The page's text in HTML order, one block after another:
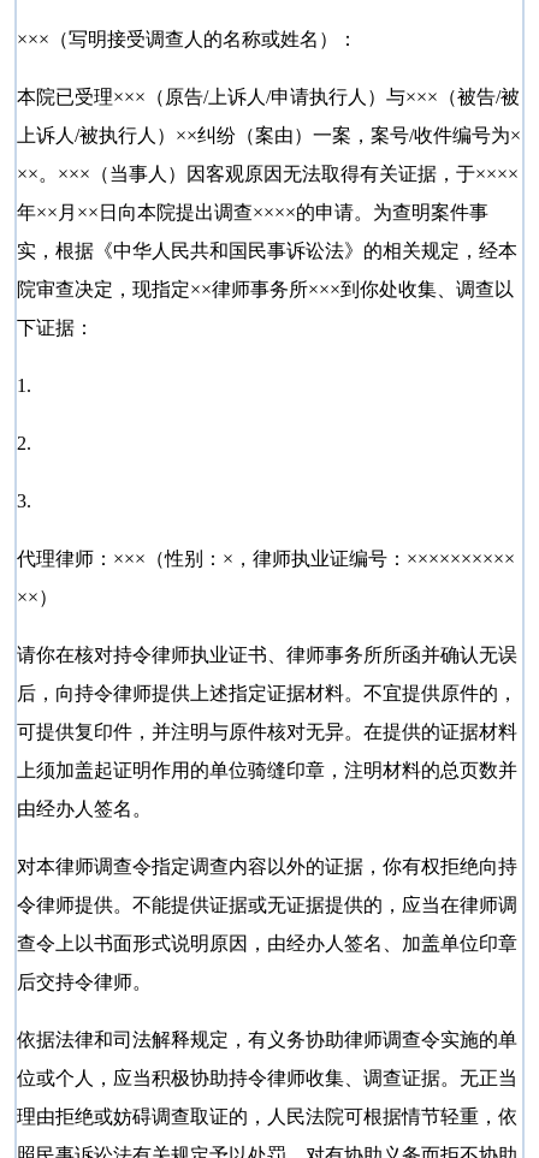
×××（写明接受调查人的名称或姓名）：
本院已受理×××（原告/上诉人/申请执行人）与×××（被告/被
上诉人/被执行人）××纠纷（案由）一案，案号/收件编号为×
××。×××（当事人）因客观原因无法取得有关证据，于××××
年××月××日向本院提出调查××××的申请。为查明案件事
实，根据《中华人民共和国民事诉讼法》的相关规定，经本
院审查决定，现指定××律师事务所×××到你处收集、调查以
下证据：
1.
2.
3.
代理律师：×××（性别：×，律师执业证编号：××××××××××
××）
请你在核对持令律师执业证书、律师事务所所函并确认无误
后，向持令律师提供上述指定证据材料。不宜提供原件的，
可提供复印件，并注明与原件核对无异。在提供的证据材料
上须加盖起证明作用的单位骑缝印章，注明材料的总页数并
由经办人签名。
对本律师调查令指定调查内容以外的证据，你有权拒绝向持
令律师提供。不能提供证据或无证据提供的，应当在律师调
查令上以书面形式说明原因，由经办人签名、加盖单位印章
后交持令律师。
依据法律和司法解释规定，有义务协助律师调查令实施的单
位或个人，应当积极协助持令律师收集、调查证据。无正当
理由拒绝或妨碍调查取证的，人民法院可根据情节轻重，依